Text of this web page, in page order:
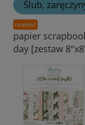
Ślub,
papier
day [zestaw
nowość